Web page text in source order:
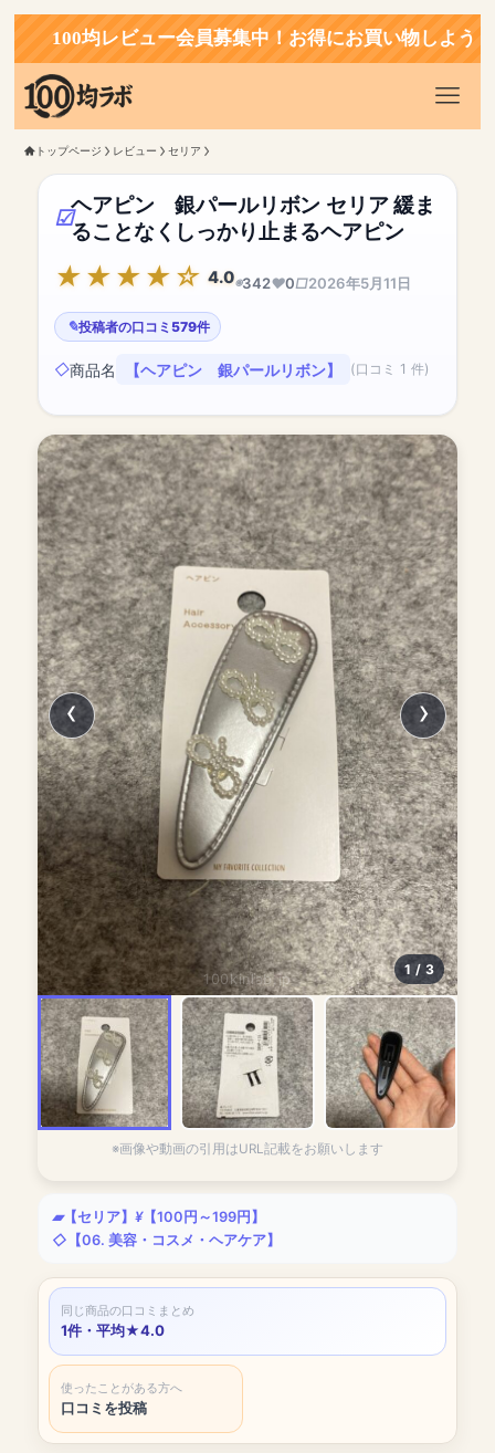
100均レビュー会員募集中！お得にお買い物しよう！
トップページ レビュー セリア
ヘアピン 銀パールリボン セリア 緩ま
ることなくしっかり止まるヘアピン
4.0 342 0 2026年5月11日
投稿者の口コミ579件
商品名 【ヘアピン 銀パールリボン】 (口コミ 1 件)
100kinlab.jp
1 / 3
※画像や動画の引用はURL記載をお願いします
【セリア】
【100円～199円】
【06. 美容・コスメ・ヘアケア】
同じ商品の口コミまとめ
1件・平均★4.0
使ったことがある方へ
口コミを投稿